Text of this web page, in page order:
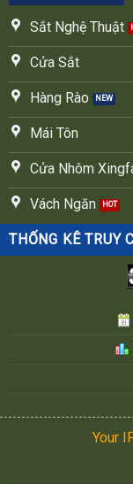
Sắt Nghệ Thuật
Cửa Sắt
Hàng Rào
Mái Tôn
Cửa Nhôm
Vách Ngăn
THỐNG KÊ TRUY
Your